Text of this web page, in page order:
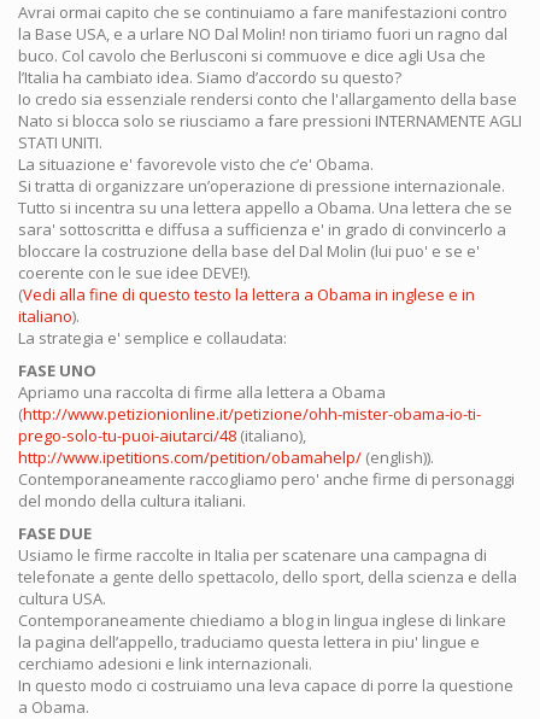
Avrai ormai capito che se continuiamo a fare manifestazioni contro
la Base USA, e a urlare NO Dal Molin! non tiriamo fuori un ragno dal
buco. Col cavolo che Berlusconi si commuove e dice agli Usa che
l’Italia ha cambiato idea. Siamo d’accordo su questo?
Io credo sia essenziale rendersi conto che l'allargamento della base
Nato si blocca solo se riusciamo a fare pressioni INTERNAMENTE AGLI
STATI UNITI.
La situazione e' favorevole visto che c’e' Obama.
Si tratta di organizzare un’operazione di pressione internazionale.
Tutto si incentra su una lettera appello a Obama. Una lettera che se
sara' sottoscritta e diffusa a sufficienza e' in grado di convincerlo a
bloccare la costruzione della base del Dal Molin (lui puo' e se e'
coerente con le sue idee DEVE!).
(Vedi alla fine di questo testo la lettera a Obama in inglese e in
italiano).
La strategia e' semplice e collaudata:
FASE UNO
Apriamo una raccolta di firme alla lettera a Obama
(http://www.petizionionline.it/petizione/ohh-mister-obama-io-ti-
prego-solo-tu-puoi-aiutarci/48 (italiano),
http://www.ipetitions.com/petition/obamahelp/ (english)).
Contemporaneamente raccogliamo pero' anche firme di personaggi
del mondo della cultura italiani.
FASE DUE
Usiamo le firme raccolte in Italia per scatenare una campagna di
telefonate a gente dello spettacolo, dello sport, della scienza e della
cultura USA.
Contemporaneamente chiediamo a blog in lingua inglese di linkare
la pagina dell’appello, traduciamo questa lettera in piu' lingue e
cerchiamo adesioni e link internazionali.
In questo modo ci costruiamo una leva capace di porre la questione
a Obama.